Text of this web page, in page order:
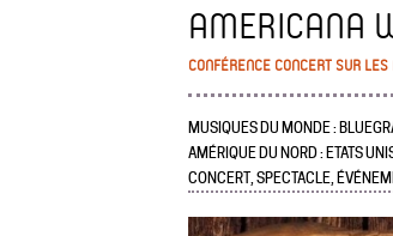
AMERICANA
CONFÉRENCE CONCERT SUR
MUSIQUES DU MONDE :
AMÉRIQUE DU NORD : ETATS
CONCERT, SPECTACLE,